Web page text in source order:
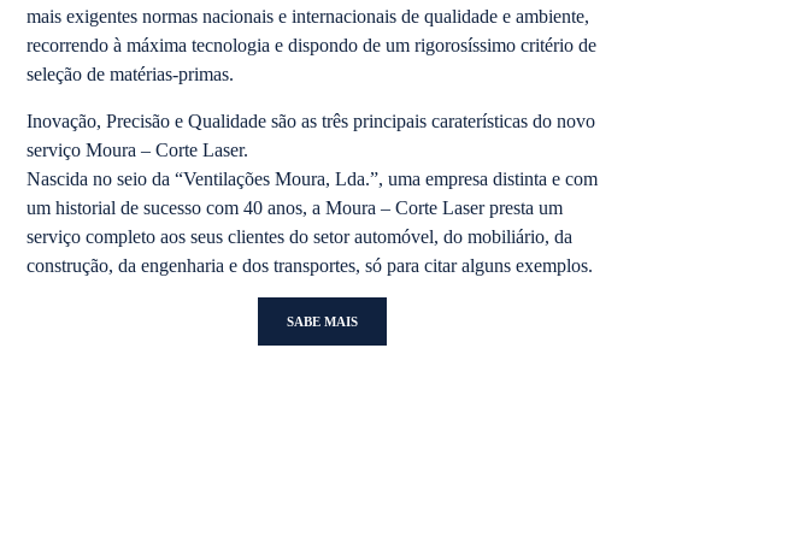
mais exigentes normas nacionais e internacionais de qualidade e ambiente,
recorrendo à máxima tecnologia e dispondo de um rigorosíssimo critério de
seleção de matérias-primas.
Inovação, Precisão e Qualidade são as três principais caraterísticas do novo
serviço Moura – Corte Laser.
Nascida no seio da “Ventilações Moura, Lda.”, uma empresa distinta e com
um historial de sucesso com 40 anos, a Moura – Corte Laser presta um
serviço completo aos seus clientes do setor automóvel, do mobiliário, da
construção, da engenharia e dos transportes, só para citar alguns exemplos.
SABE MAIS